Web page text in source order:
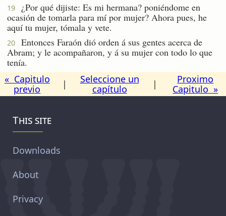
19
¿Por qué dijiste: Es mi hermana? poniéndome en
ocasión de tomarla para mí por mujer? Ahora pues, he
aquí tu mujer, tómala y vete.
20
Entonces Faraón dió orden á sus gentes acerca de
Abram; y le acompañaron, y á su mujer con todo lo que
tenía.
« Capitulo
previo
|
Seleccione un
capítulo
|
Proximo
Capitulo »
This site
Downloads
About
Privacy